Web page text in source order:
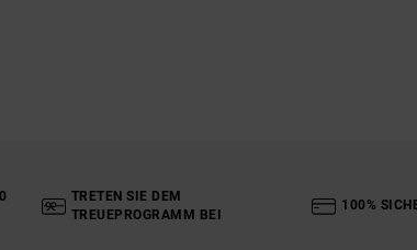
TRETEN SIE DEM
TREUEPROGRAMM BEI
100%